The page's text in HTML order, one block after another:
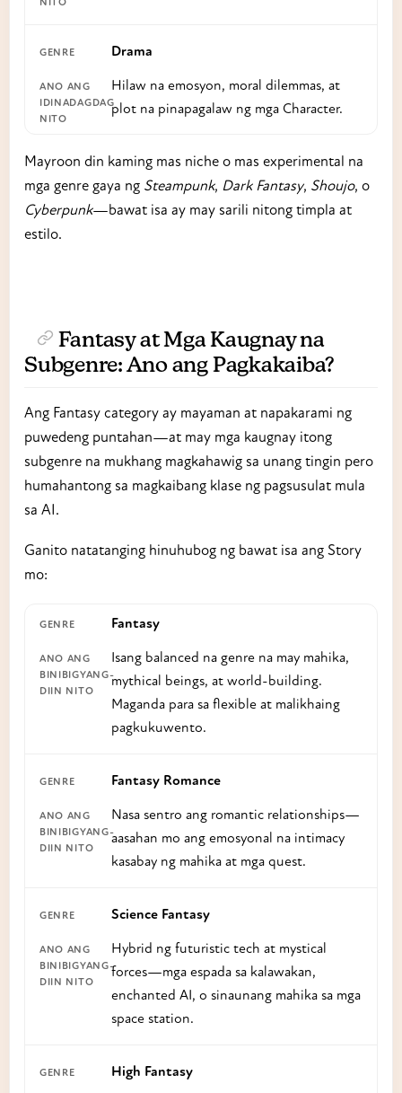
Drama
Hilaw na emosyon, moral dilemmas, at
plot na pinapagalaw ng mga Character.
Mayroon din kaming mas niche o mas experimental na
mga genre gaya ng Steampunk, Dark Fantasy, Shoujo, o
Cyberpunk—bawat isa ay may sarili nitong timpla at
estilo.
Fantasy at Mga Kaugnay na
Subgenre: Ano ang Pagkakaiba?
Ang Fantasy category ay mayaman at napakarami ng
puwedeng puntahan—at may mga kaugnay itong
subgenre na mukhang magkahawig sa unang tingin pero
humahantong sa magkaibang klase ng pagsusulat mula
sa AI.
Ganito natatanging hinuhubog ng bawat isa ang Story
mo:
Fantasy
Isang balanced na genre na may mahika,
mythical beings, at world-building.
Maganda para sa flexible at malikhaing
pagkukuwento.
Fantasy Romance
Nasa sentro ang romantic relationships—
aasahan mo ang emosyonal na intimacy
kasabay ng mahika at mga quest.
Science Fantasy
Hybrid ng futuristic tech at mystical
forces—mga espada sa kalawakan,
enchanted AI, o sinaunang mahika sa mga
space station.
High Fantasy